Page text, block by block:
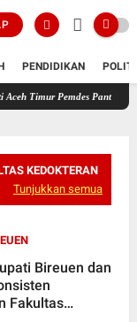
PENDIDIKAN
Pante Rambong Buka
KEDOKTERAN
Tunjukkan semua
Bireuen dan
Fakultas